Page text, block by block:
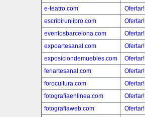
e-teatro.com
escribirunlibro.com
eventosbarcelona.com
expoartesanal.com
exposiciondemuebles.com
feriartesanal.com
forocultura.com
fotografiaenlinea.com
fotografiaweb.com